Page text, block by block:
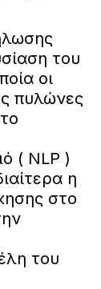
του
οι
πυλώνες
( NLP )
η
στο
του